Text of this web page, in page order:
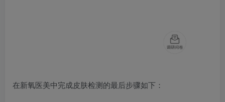
在新氧医美中完成皮肤检测的最后步骤如下：